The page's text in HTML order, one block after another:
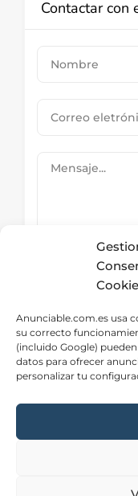
Anunciable.com.es usa
su correcto
(incluido Google)
datos para ofrecer
personalizar tu
Contactar con
Directorio –